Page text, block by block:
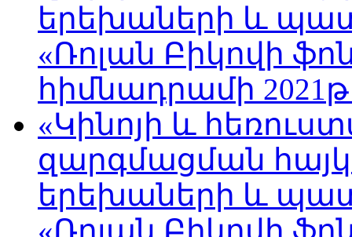
երեխաների և
«Ռոլան Բիկովի
հիմնադրամի
«Կինոյի և
զարգմացման
երեխաների և